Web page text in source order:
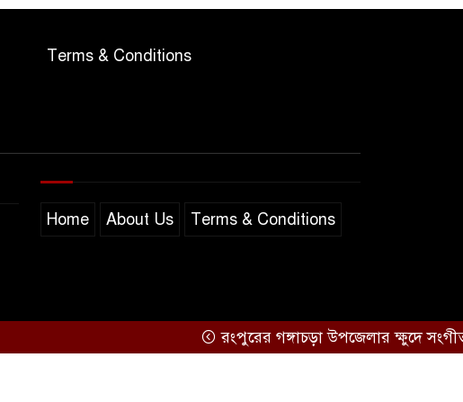
Terms & Conditions
Home About Us Terms & Conditions
রংপুরের গঙ্গাচড়া উপজেলার ক্ষুদে সংগীতশিল্পী